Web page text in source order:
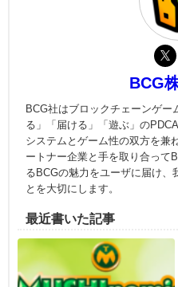
BCG
BCG社はブロックチェーンゲー
る」「届ける」「遊ぶ」の
システムとゲーム性の双方を兼
ートナー企業と手を取り合って
るBCGの魅力をユーザに届け、
とを大切にします。
最近書いた記事